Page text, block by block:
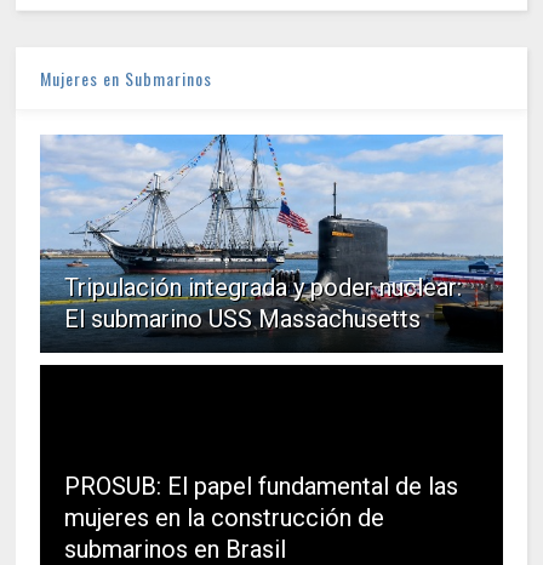
Mujeres en Submarinos
Tripulación integrada y poder nuclear:
El submarino USS Massachusetts
PROSUB: El papel fundamental de las
mujeres en la construcción de
submarinos en Brasil